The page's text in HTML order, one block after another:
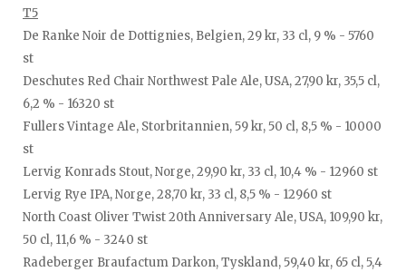
T5
De Ranke Noir de Dottignies, Belgien, 29 kr, 33 cl, 9 % - 5760
st
Deschutes Red Chair Northwest Pale Ale, USA, 27,90 kr, 35,5 cl,
6,2 % - 16320 st
Fullers Vintage Ale, Storbritannien, 59 kr, 50 cl, 8,5 % - 10000
st
Lervig Konrads Stout, Norge, 29,90 kr, 33 cl, 10,4 % - 12960 st
Lervig Rye IPA, Norge, 28,70 kr, 33 cl, 8,5 % - 12960 st
North Coast Oliver Twist 20th Anniversary Ale, USA, 109,90 kr,
50 cl, 11,6 % - 3240 st
Radeberger Braufactum Darkon, Tyskland, 59,40 kr, 65 cl, 5,4